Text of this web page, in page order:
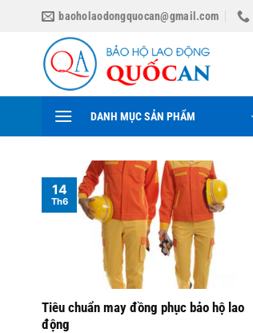
baoholaodongquocan@gmail.com
DANH MỤC SẢN PHẨM
Tiêu chuẩn may đồng phục bảo hộ lao
động
14
Th6